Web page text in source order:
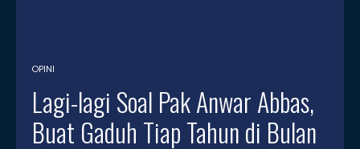
OPINI
Lagi-lagi Soal Pak Anwar Abbas,
Buat Gaduh Tiap Tahun di Bulan